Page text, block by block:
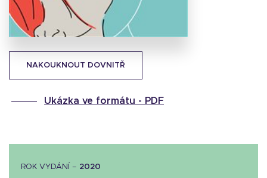
NAKOUKNOUT DOVNITŘ
Ukázka ve formátu - PDF
ROK VYDÁNÍ – 2020